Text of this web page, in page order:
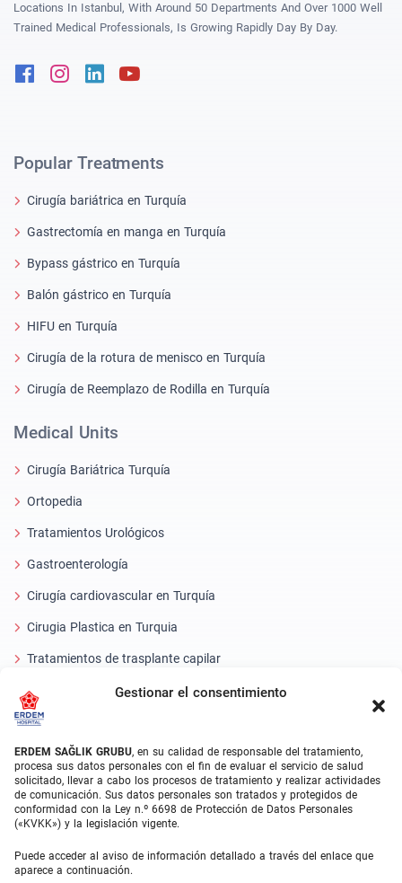
Gestionar el consentimiento
ERDEM SAĞLIK GRUBU, en su calidad de responsable del tratamiento,
procesa sus datos personales con el fin de evaluar el servicio de salud
solicitado, llevar a cabo los procesos de tratamiento y realizar actividades
de comunicación. Sus datos personales son tratados y protegidos de
conformidad con la Ley n.º 6698 de Protección de Datos Personales
(«KVKK») y la legislación vigente.
Puede acceder al aviso de información detallado a través del enlace que
aparece a continuación.
Locations In Istanbul, With Around 50 Departments And Over 1000 Well
Trained Medical Professionals, Is Growing Rapidly Day By Day.
FacebookInstagram
Linkedin
Popular Treatments
Cirugía bariátrica en Turquía
Gastrectomía en manga en Turquía
Bypass gástrico en Turquía
Balón gástrico en Turquía
HIFU en Turquía
Cirugía de la rotura de menisco en Turquía
Cirugía de Reemplazo de Rodilla en Turquía
Medical Units
Cirugía Bariátrica Turquía
Ortopedia
Tratamientos Urológicos
Gastroenterología
Cirugía cardiovascular en Turquía
Cirugia Plastica en Turquia
Tratamientos de trasplante capilar
Tratamientos Dentales Turquía
Láser Ocular
About Erdem
Quiénes somos
Unidades Médicas
Equipo médico